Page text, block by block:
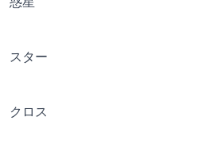
スター
クロス